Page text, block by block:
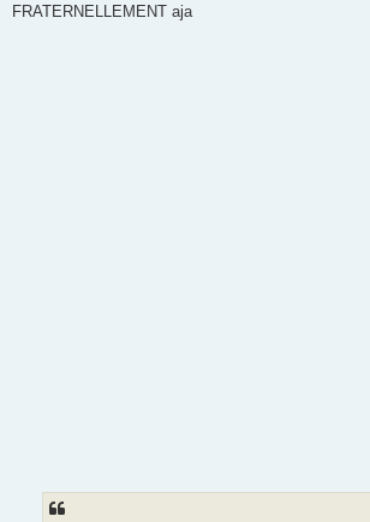
FRATERNELLEMENT aja